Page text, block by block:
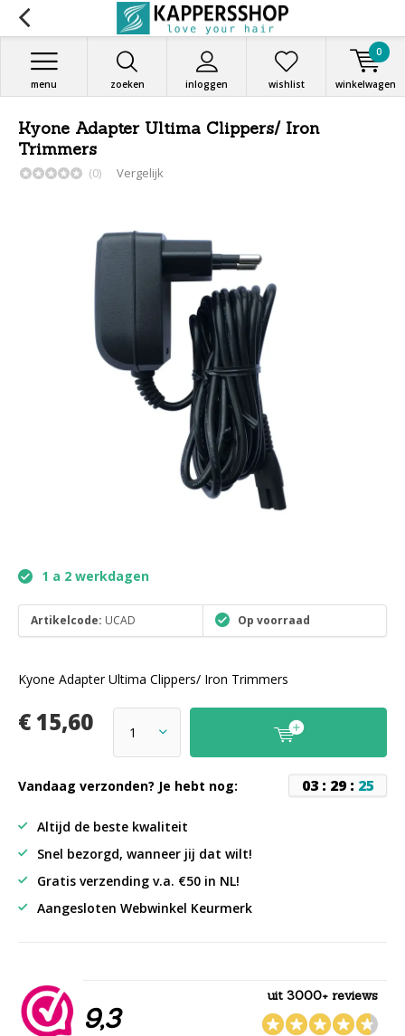
zoeken inloggen
menu wishlist winkelwagen
0
Kyone Adapter Ultima Clippers/ Iron
Trimmers
(0) Vergelijk
1 a 2 werkdagen
Artikelcode: UCAD Op voorraad
Kyone Adapter Ultima Clippers/ Iron Trimmers
€ 15,60
Vandaag verzonden? Je hebt nog: 03: 29: 25
Altijd de beste kwaliteit
Snel bezorgd, wanneer jij dat wilt!
Gratis verzending v.a. €50 in NL!
Aangesloten Webwinkel Keurmerk
9,3
uit 3000+ reviews